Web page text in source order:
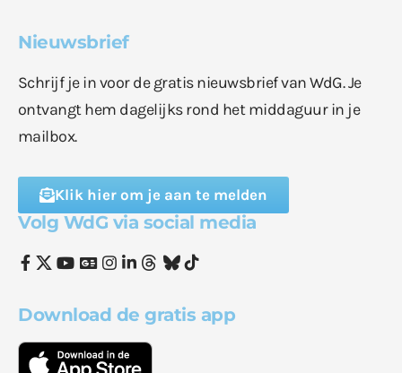
Nieuwsbrief
Schrijf je in voor de gratis nieuwsbrief van WdG. Je
ontvangt hem dagelijks rond het middaguur in je
mailbox.
Klik hier om je aan te melden
Volg WdG via social media
Download de gratis app